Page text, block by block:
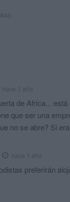
hace 1 año
de Africa...
que ser una
no se abre? Si
hace 1 año
preferirán